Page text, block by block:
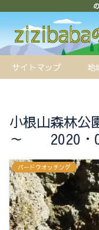
サイトマップ 地
小根山森林公
～ 2020・
バードウオッチング